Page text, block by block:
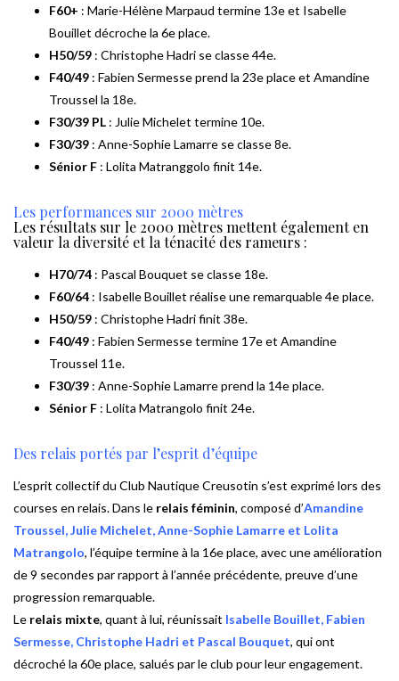
F60+ : Marie-Hélène Marpaud termine 13e et Isabelle
Bouillet décroche la 6e place.
H50/59 : Christophe Hadri se classe 44e.
F40/49 : Fabien Sermesse prend la 23e place et Amandine
Troussel la 18e.
F30/39 PL : Julie Michelet termine 10e.
F30/39 : Anne-Sophie Lamarre se classe 8e.
Sénior F : Lolita Matranggolo finit 14e.
Les performances sur 2000 mètres
Les résultats sur le 2000 mètres mettent également en
valeur la diversité et la ténacité des rameurs :
H70/74 : Pascal Bouquet se classe 18e.
F60/64 : Isabelle Bouillet réalise une remarquable 4e place.
H50/59 : Christophe Hadri finit 38e.
F40/49 : Fabien Sermesse termine 17e et Amandine
Troussel 11e.
F30/39 : Anne-Sophie Lamarre prend la 14e place.
Sénior F : Lolita Matrangolo finit 24e.
Des relais portés par l’esprit d’équipe
L’esprit collectif du Club Nautique Creusotin s’est exprimé lors des
courses en relais. Dans le relais féminin, composé d’Amandine
Troussel, Julie Michelet, Anne-Sophie Lamarre et Lolita
Matrangolo, l’équipe termine à la 16e place, avec une amélioration
de 9 secondes par rapport à l’année précédente, preuve d’une
progression remarquable.
Le relais mixte, quant à lui, réunissait Isabelle Bouillet, Fabien
Sermesse, Christophe Hadri et Pascal Bouquet, qui ont
décroché la 60e place, salués par le club pour leur engagement.